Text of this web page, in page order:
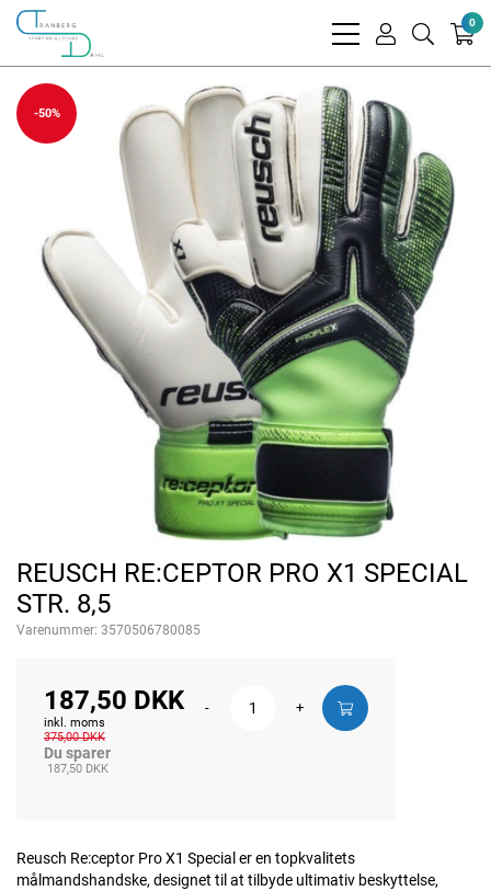
bars
user
search
0
-50%
REUSCH RE:CEPTOR PRO X1 SPECIAL
STR. 8,5
Varenummer: 3570506780085
187,50 DKK
inkl. moms
375,00 DKK
Du sparer
187,50 DKK
- +
Reusch Re:ceptor Pro X1 Special er en topkvalitets
målmandshandske, designet til at tilbyde ultimativ beskyttelse,